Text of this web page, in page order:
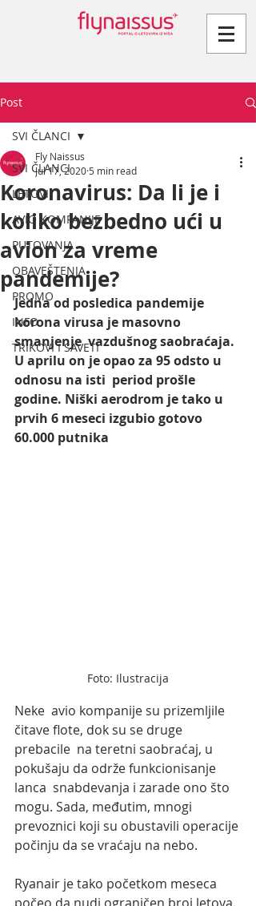
Post
SVI ČLANCI
LETOVI
AVIO KOMPANIJE
PUTOVANJA
OBAVEŠTENJA
PROMO
INFO
TRIKOVI I SAVETI
SVI ČLANCI
Koronavirus: Da li je i
koliko bezbedno ući u
avion za vreme
pandemije?
Fly Naissus
Jul 17, 2020 5 min read
Jedna od posledica pandemije
korona virusa je masovno
smanjenje  vazdušnog saobraćaja.
U aprilu on je opao za 95 odsto u
odnosu na isti  period prošle
godine. Niški aerodrom je tako u
prvih 6 meseci izgubio gotovo
60.000 putnika
Foto: Ilustracija
Neke  avio kompanije su prizemljile
čitave flote, dok su se druge
prebacile  na teretni saobraćaj, u
pokušaju da održe funkcionisanje
lanca  snabdevanja i zarade ono što
mogu. Sada, međutim, mnogi
prevoznici koji su obustavili operacije
počinju da se vraćaju na nebo.
Ryanair je tako početkom meseca